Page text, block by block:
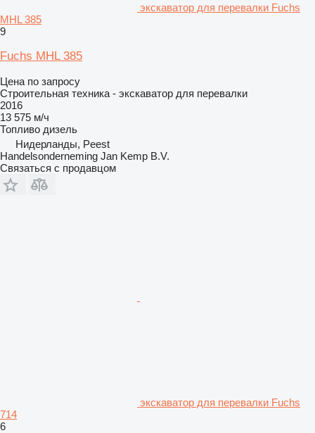
экскаватор для перевалки Fuchs
MHL 385
9
Fuchs MHL 385
Цена по запросу
Строительная техника - экскаватор для перевалки
2016
13 575 м/ч
Топливо дизель
Нидерланды, Peest
Handelsonderneming Jan Kemp B.V.
Связаться с продавцом
экскаватор для перевалки Fuchs
714
6